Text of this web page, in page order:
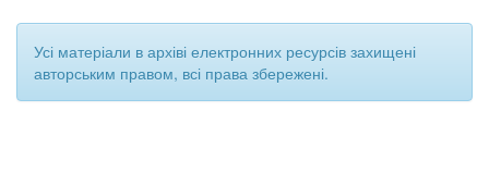
Усі матеріали в архіві електронних ресурсів захищені
авторським правом, всі права збережені.